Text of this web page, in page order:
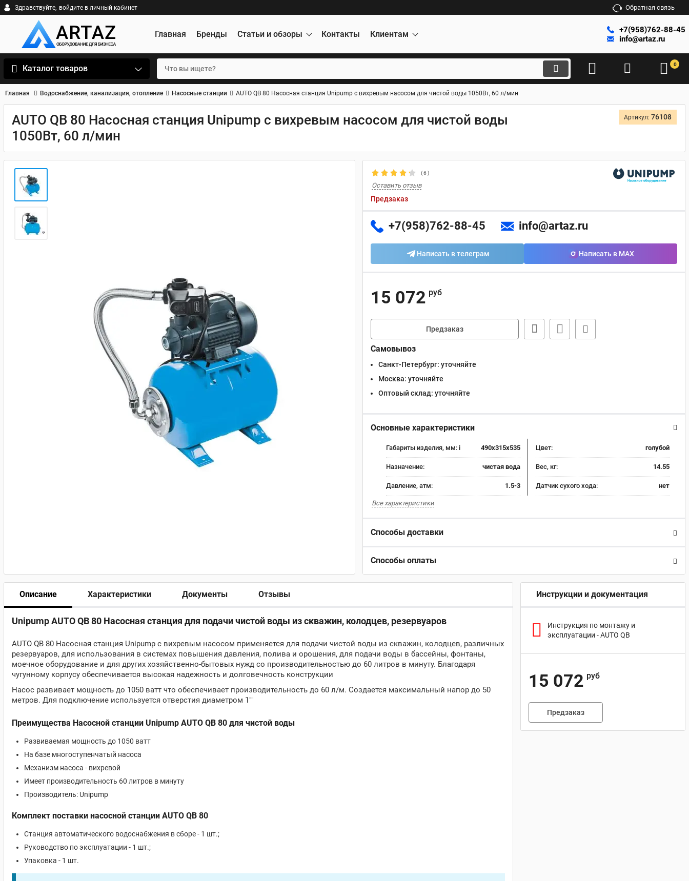
Здравствуйте, войдите в личный кабинет Обратная связь
Главная Бренды Статьи и обзоры Контакты Клиентам
+7(958)762-88-45
info@artaz.ru
Каталог товаров 0
Главная Водоснабжение, канализация, отопление Насосные станции AUTO QB 80 Насосная станция Unipump с вихревым насосом для чистой воды 1050Вт, 60 л/мин
AUTO QB 80 Насосная станция Unipump с вихревым насосом для чистой воды
1050Вт, 60 л/мин
Артикул: 76108
(6)
Оставить отзыв
Предзаказ
+7(958)762-88-45 info@artaz.ru
Написать в телеграм Написать в MAX
15 072 руб
Предзаказ
Самовывоз
Санкт-Петербург: уточняйте
Москва: уточняйте
Оптовый склад: уточняйте
Основные характеристики
Габариты изделия, мм: i 490x315x535 Цвет: голубой
Назначение: чистая вода Вес, кг: 14.55
Давление, атм: 1.5-3 Датчик сухого хода: нет
Все характеристики
Способы доставки
Способы оплаты
Описание Характеристики Документы Отзывы
Unipump AUTO QB 80 Насосная станция для подачи чистой воды из скважин, колодцев, резервуаров
AUTO QB 80 Насосная станция Unipump с вихревым насосом применяется для подачи чистой воды из скважин, колодцев, различных
резервуаров, для использования в системах повышения давления, полива и орошения, для подачи воды в бассейны, фонтаны,
моечное оборудование и для других хозяйственно-бытовых нужд со производительностью до 60 литров в минуту. Благодаря
чугунному корпусу обеспечивается высокая надежность и долговечность конструкции
Насос развивает мощность до 1050 ватт что обеспечивает производительность до 60 л/м. Создается максимальный напор до 50
метров. Для подключение используется отверстия диаметром 1""
Преимущества Насосной станции Unipump AUTO QB 80 для чистой воды
Развиваемая мощность до 1050 ватт
На базе многоступенчатый насоса
Механизм насоса - вихревой
Имеет производительность 60 литров в минуту
Производитель: Unipump
Комплект поставки насосной станции AUTO QB 80
Станция автоматического водоснабжения в сборе - 1 шт.;
Руководство по эксплуатации - 1 шт.;
Упаковка - 1 шт.
Инструкции и документация
Инструкция по монтажу и
эксплуатации - AUTO QB
15 072 руб
Предзаказ